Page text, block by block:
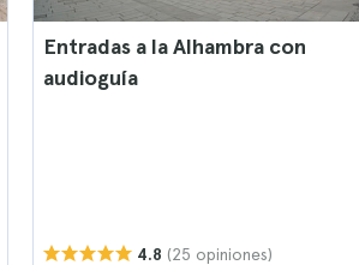
Entradas a la Alhambra con
audioguía
4.8 (25 opiniones)